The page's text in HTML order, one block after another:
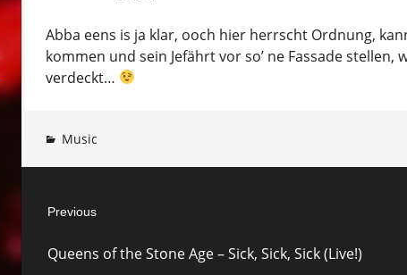
Abba eens is ja klar, ooch hier herrscht Ordnung,
kommen und sein Jefährt vor so’ ne Fassade stellen,
verdeckt…
Music
navigation
Previous
post:
Queens of the Stone Age – Sick, Sick, Sick (Live!)